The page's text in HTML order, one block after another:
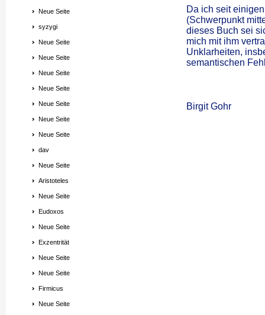
Neue Seite
syzygi
Neue Seite
Neue Seite
Neue Seite
Neue Seite
Neue Seite
Neue Seite
Neue Seite
dav
Neue Seite
Aristoteles
Neue Seite
Eudoxos
Neue Seite
Exzentrität
Neue Seite
Neue Seite
Firmicus
Neue Seite
Da ich seit
(Schwerpunkt
dieses Buch sei
mich mit ihm
Unklarheiten,
semantischen
Birgit Gohr